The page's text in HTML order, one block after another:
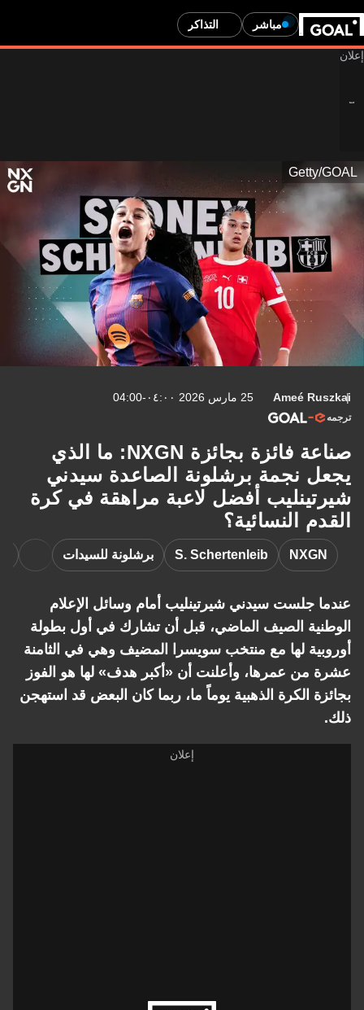
مباشر التذاكر
Getty/GOAL
Ameé Ruszkai 25 مارس 2026 ٠٤:٠٠-04:00
ترجمه
صناعة فائزة بجائزة NXGN: ما الذي
يجعل نجمة برشلونة الصاعدة سيدني
شيرتينليب أفضل لاعبة مراهقة في كرة
القدم النسائية؟
NXGN
S. Schertenleib برشلونة للسيدات
عندما جلست سيدني شيرتينليب أمام وسائل الإعلام
الوطنية الصيف الماضي، قبل أن تشارك في أول بطولة
أوروبية لها مع منتخب سويسرا المضيف وهي في الثامنة
عشرة من عمرها، وأعلنت أن «أكبر هدف» لها هو الفوز
بجائزة الكرة الذهبية يوماً ما، ربما كان البعض قد استهجن
ذلك.